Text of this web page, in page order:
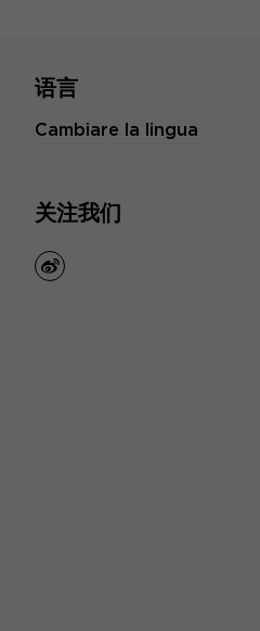
语言
Cambiare la lingua
关注我们
weibo